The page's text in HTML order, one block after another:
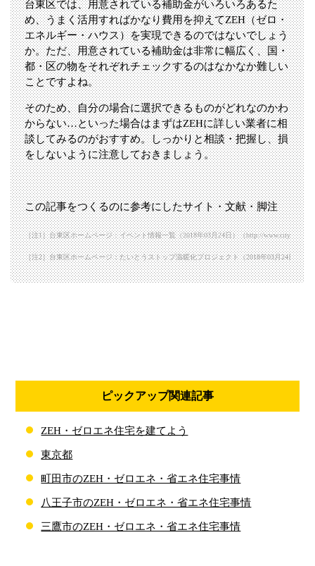
台東区では、用意されている補助金がいろいろあるた
め、うまく活用すればかなり費用を抑えてZEH（ゼロ・
エネルギー・ハウス）を実現できるのではないでしょう
か。ただ、用意されている補助金は非常に幅広く、国・
都・区の物をそれぞれチェックするのはなかなか難しい
ことですよね。
そのため、自分の場合に選択できるものがどれなのかわ
からない…といった場合はまずはZEHに詳しい業者に相
談してみるのがおすすめ。しっかりと相談・把握し、損
をしないように注意しておきましょう。
この記事をつくるのに参考にしたサイト・文献・脚注
［注1］台東区ホームページ：イベント情報一覧（2018年03月24日）（http://
［注2］台東区ホームページ：たいとうストップ温暖化プロジェクト（2018年03月24日）（
ピックアップ関連記事
ZEH・ゼロエネ住宅を建てよう
東京都
町田市のZEH・ゼロエネ・省エネ住宅事情
八王子市のZEH・ゼロエネ・省エネ住宅事情
三鷹市のZEH・ゼロエネ・省エネ住宅事情